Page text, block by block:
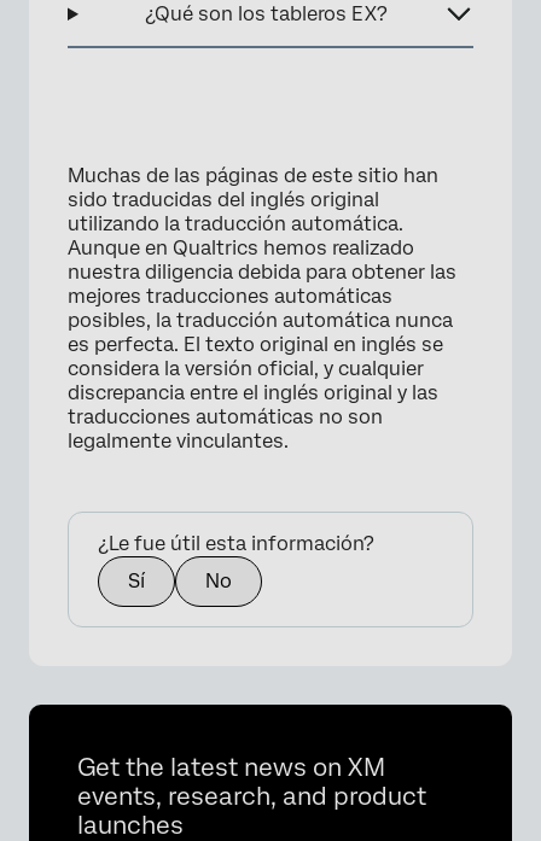
¿Qué son los tableros EX?
Muchas de las páginas de este sitio han
sido traducidas del inglés original
utilizando la traducción automática.
Aunque en Qualtrics hemos realizado
nuestra diligencia debida para obtener las
mejores traducciones automáticas
posibles, la traducción automática nunca
es perfecta. El texto original en inglés se
considera la versión oficial, y cualquier
discrepancia entre el inglés original y las
traducciones automáticas no son
legalmente vinculantes.
¿Le fue útil esta información?
Sí
No
Get the latest news on XM
events, research, and product
launches